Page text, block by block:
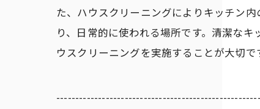
た、ハウスクリーニングによりキッチン
り、日常的に使われる場所です。清潔な
ウスクリーニングを実施することが大切で